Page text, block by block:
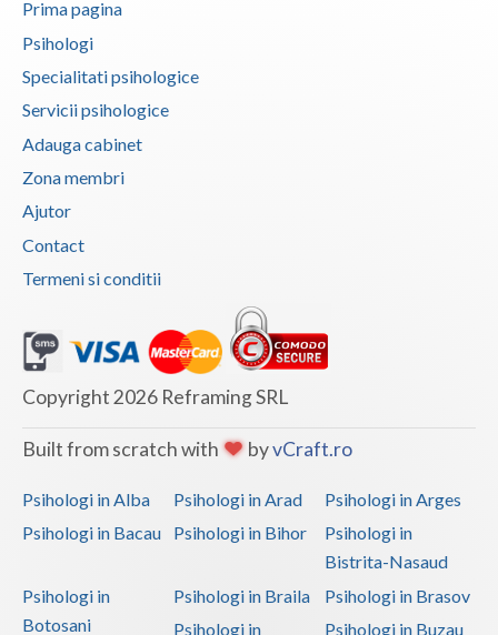
Prima pagina
Psihologi
Specialitati psihologice
Servicii psihologice
Adauga cabinet
Zona membri
Ajutor
Contact
Termeni si conditii
Copyright 2026 Reframing SRL
Built from scratch with byvCraft.ro
Psihologi in Alba Psihologi in Arad
Psihologi in Arges
Psihologi in Bacau
Psihologi in Bihor
Psihologi in
Bistrita-Nasaud
Psihologi in
Botosani
Psihologi in Braila
Psihologi in Brasov
Psihologi in
Psihologi in Buzau